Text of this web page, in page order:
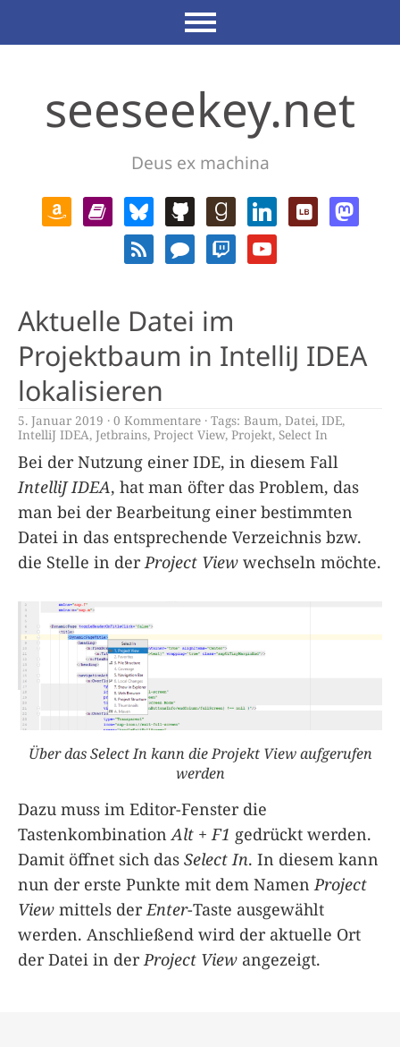
seeseekey.net
Deus ex machina
Aktuelle Datei im
Projektbaum in IntelliJ IDEA
lokalisieren
5. Januar 2019 0 Kommentare Tags: Baum, Datei, IDE,
IntelliJ IDEA, Jetbrains, Project View,Projekt, Select In
Bei der Nutzung einer IDE, in diesem Fall
IntelliJ IDEA, hat man öfter das Problem, das
man bei der Bearbeitung einer bestimmten
Datei in das entsprechende Verzeichnis bzw.
die Stelle in der Project View wechseln möchte.
Über das Select In kann die Projekt View aufgerufen
werden
Dazu muss im Editor-Fenster die
TastenkombinationAlt + F1 gedrückt werden.
Damit öffnet sich das Select In. In diesem kann
nun der erste Punkte mit dem NamenProject
View mittels derEnter-Taste ausgewählt
werden. Anschließend wird der aktuelle Ort
der Datei in derProject View angezeigt.